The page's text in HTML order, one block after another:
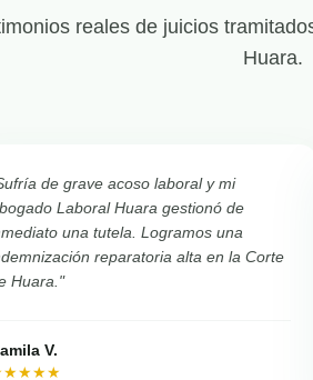
reales de juicios
Huara.
de grave acoso laboral y mi
Laboral Huara gestionó de
una tutela. Logramos una
reparatoria alta en la Corte
Huara."
V.